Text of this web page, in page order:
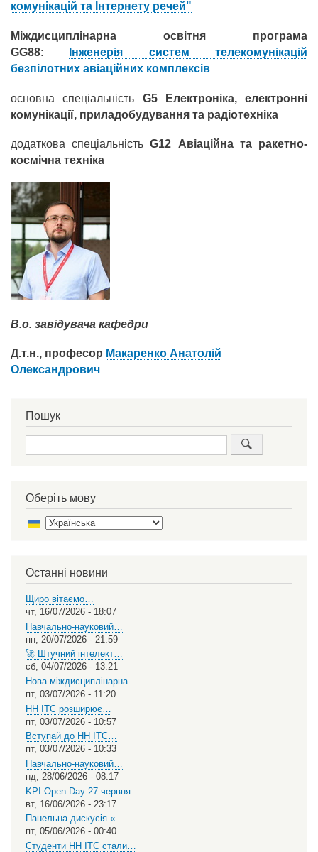
комунікацій та Інтернету речей"
Міждисциплінарна освітня програма
GG88:
Інженерія систем телекомунікацій
безпілотних авіаційних комплексів
основна спеціальність G5 Електроніка, електронні
комунікації, приладобудування та радіотехніка
додаткова спеціальністьG12 Авіаційна та ракетно-
космічна техніка
В.о. завідувача кафедри
Д.т.н., професор Макаренко Анатолій
Олександрович
Пошук
Оберіть мову
Останні новини
Щиро вітаємо…
чт, 16/07/2026 - 18:07
Навчально-науковий…
пн, 20/07/2026 - 21:59
🚀 Штучний інтелект…
сб, 04/07/2026 - 13:21
Нова міждисциплінарна…
пт, 03/07/2026 - 11:20
НН ІТС розширює…
пт, 03/07/2026 - 10:57
Вступай до НН ІТС…
пт, 03/07/2026 - 10:33
Навчально-науковий…
нд, 28/06/2026 - 08:17
KPI Open Day 27 червня…
вт, 16/06/2026 - 23:17
Панельна дискусія «…
пт, 05/06/2026 - 00:40
Студенти НН ІТС стали…